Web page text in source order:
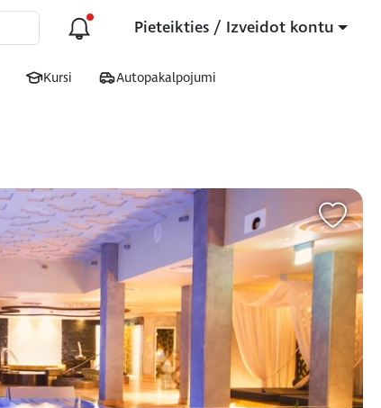
Pieteikties / Izveidot kontu
Kursi Autopakalpojumi